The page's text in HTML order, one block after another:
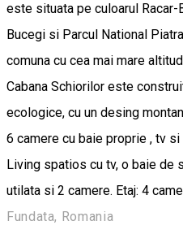
este situata pe culoarul Racar-
Bucegi si Parcul National
comuna cu cea mai mare
Cabana Schiorilor este
ecologice, cu un desing
6 camere cu baie proprie , tv
Living spatios cu tv, o baie de
utilata si 2 camere. Etaj: 4
Fundata, Romania